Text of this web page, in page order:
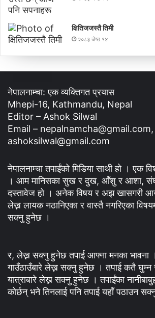
क्षितिजजस्तै तिमी
२०८३ जेष्ठ १४
नेपालनाम्चा: एक व्यक्तिगत प्रयास
Mhepi-16, Kathmandu, Nepal
Editor – Ashok Silwal
Email – nepalnamcha@gmail.com,
ashoksilwal@gmail.com
नेपालनाम्चा तपाईंको मिडिया साथी हो । एक
। आम मानिसका सुख र दुख, आँशु र आशा,
दस्तावेज हो । अनेक विषय र अझ खासगरी
लेख्न लायक नठानिएका र वास्तै नगरिएका
सक्नु हुनेछ ।
र, लेख्न सक्नु हुनेछ तपाई आफ्ना मनका भावना
गाउँठाउँबारे लेख्न सक्नु हुनेछ । तपाई कतै घुम्न
यात्राबारे लेख्न सक्नु हुनेछ । तपाईंका
कोर्छन् भने तिनलाई पनि तपाई यहाँ पठाउन